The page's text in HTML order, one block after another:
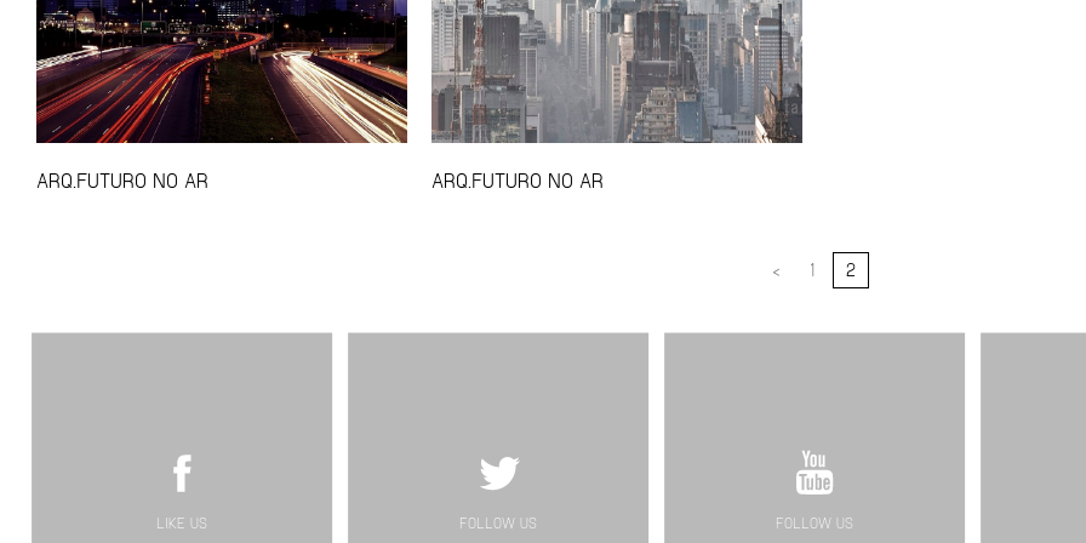
ARQ.FUTURO NO AR ARQ.FUTURO NO AR
< 1 2
LIKE US FOLLOW US FOLLOW US